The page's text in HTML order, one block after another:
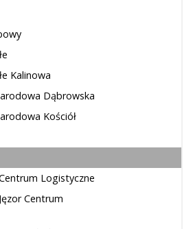
kontrast
czcionek
Kalinowa
Dąbrowska
Kościół
Logistyczne
Centrum